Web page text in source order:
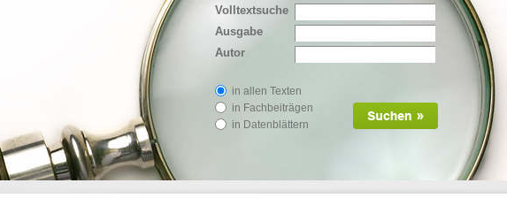
Volltextsuche
Ausgabe
Autor
in allen Texten
in Fachbeiträgen
in Datenblättern